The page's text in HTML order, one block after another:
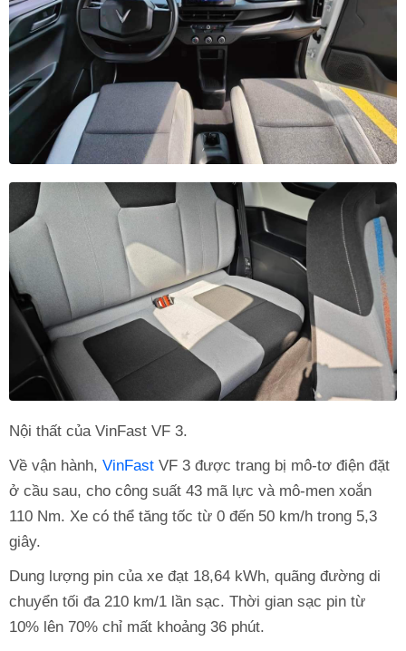
Nội thất của VinFast VF 3.
Về vận hành, VinFast VF 3 được trang bị mô-tơ điện đặt
ở cầu sau, cho công suất 43 mã lực và mô-men xoắn
110 Nm. Xe có thể tăng tốc từ 0 đến 50 km/h trong 5,3
giây.
Dung lượng pin của xe đạt 18,64 kWh, quãng đường di
chuyển tối đa 210 km/1 lần sạc. Thời gian sạc pin từ
10% lên 70% chỉ mất khoảng 36 phút.